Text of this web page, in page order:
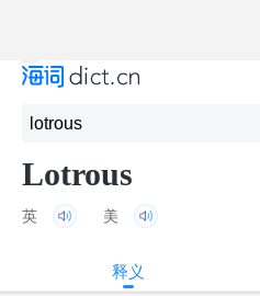
Lotrous
英 美
释义